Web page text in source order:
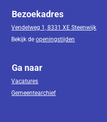
Bezoekadres
Vendelweg 1, 8331 XE Steenwijk
Bekijk deopeningstijden
Ga naar
Vacatures
Gemeentearchief